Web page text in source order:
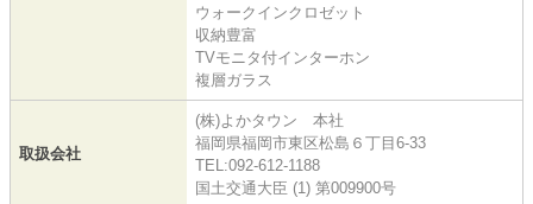
ウォークインクロゼット
収納豊富
TVモニタ付インターホン
複層ガラス
取扱会社
(株)よかタウン 本社
福岡県福岡市東区松島６丁目6-33
TEL:092-612-1188
国土交通大臣 (1) 第009900号